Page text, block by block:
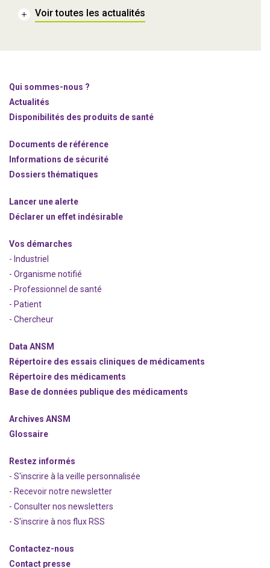
Voir toutes les actualités
Qui sommes-nous ?
Actualités
Disponibilités des produits de santé
Documents de référence
Informations de sécurité
Dossiers thématiques
Lancer une alerte
Déclarer un effet indésirable
Vos démarches
- Industriel
- Organisme notifié
- Professionnel de santé
- Patient
- Chercheur
Data ANSM
Répertoire des essais cliniques de médicaments
Répertoire des médicaments
Base de données publique des médicaments
Archives ANSM
Glossaire
Restez informés
- S'inscrire à la veille personnalisée
- Recevoir notre newsletter
- Consulter nos newsletters
- S'inscrire à nos flux RSS
Contactez-nous
Contact presse